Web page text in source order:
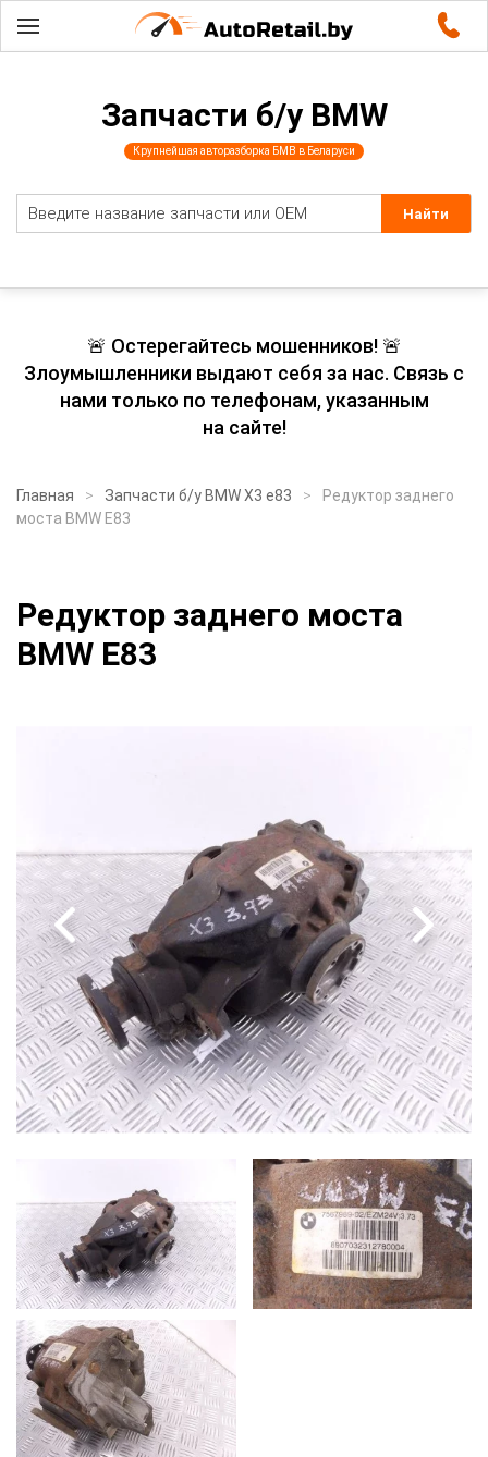
Запчасти б/у BMW
Крупнейшая авторазборка БМВ в Беларуси
🚨 Остерегайтесь мошенников! 🚨
Злоумышленники выдают себя за нас. Связь с
нами только по телефонам, указанным
на сайте!
Главная Запчасти б/у BMW X3 e83
Редуктор заднего
моста BMW E83
Редуктор заднего моста
BMW E83